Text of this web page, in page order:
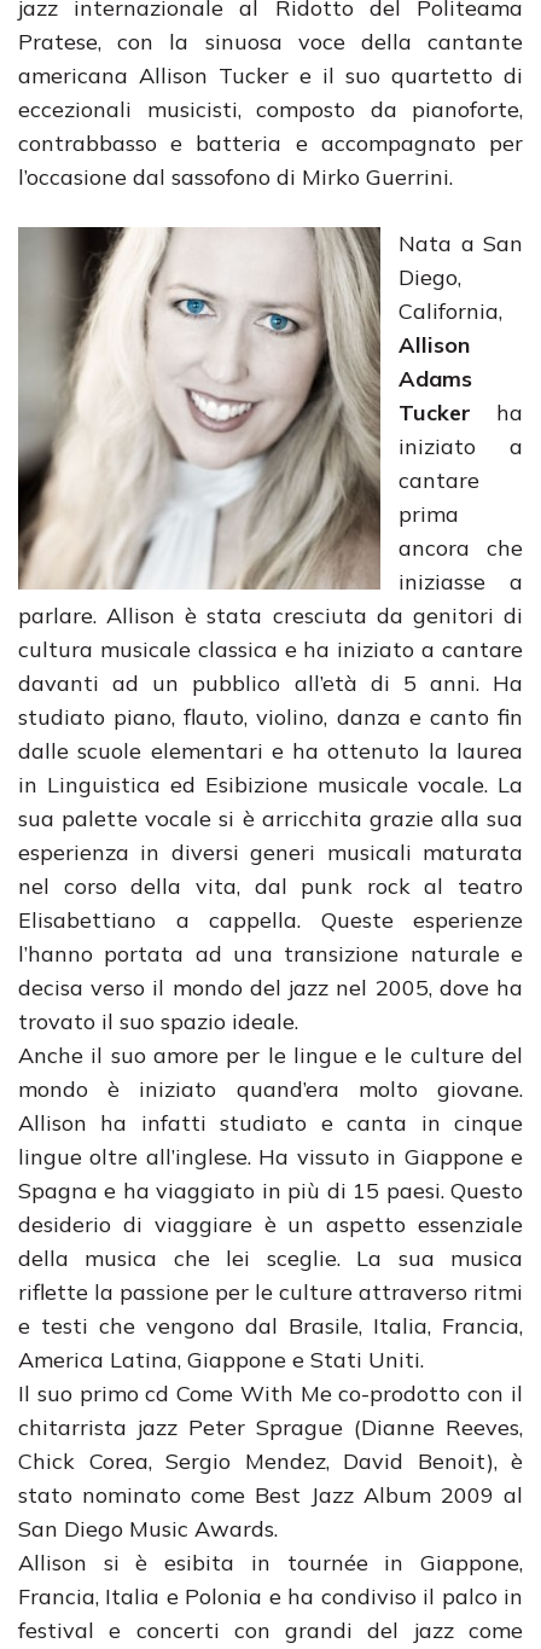
jazz internazionale al Ridotto del Politeama
Pratese, con la sinuosa voce della cantante
americana Allison Tucker e il suo quartetto di
eccezionali musicisti, composto da pianoforte,
contrabbasso e batteria e accompagnato per
l’occasione dal sassofono di Mirko Guerrini.
Nata a San
Diego,
California,
Allison
Adams
Tucker ha
iniziato a
cantare
prima
ancora che
iniziasse a
parlare. Allison è stata cresciuta da genitori di
cultura musicale classica e ha iniziato a cantare
davanti ad un pubblico all’età di 5 anni. Ha
studiato piano, flauto, violino, danza e canto fin
dalle scuole elementari e ha ottenuto la laurea
in Linguistica ed Esibizione musicale vocale. La
sua palette vocale si è arricchita grazie alla sua
esperienza in diversi generi musicali maturata
nel corso della vita, dal punk rock al teatro
Elisabettiano a cappella. Queste esperienze
l’hanno portata ad una transizione naturale e
decisa verso il mondo del jazz nel 2005, dove ha
trovato il suo spazio ideale.
Anche il suo amore per le lingue e le culture del
mondo è iniziato quand’era molto giovane.
Allison ha infatti studiato e canta in cinque
lingue oltre all’inglese. Ha vissuto in Giappone e
Spagna e ha viaggiato in più di 15 paesi. Questo
desiderio di viaggiare è un aspetto essenziale
della musica che lei sceglie. La sua musica
riflette la passione per le culture attraverso ritmi
e testi che vengono dal Brasile, Italia, Francia,
America Latina, Giappone e Stati Uniti.
Il suo primo cd Come With Me co-prodotto con il
chitarrista jazz Peter Sprague (Dianne Reeves,
Chick Corea, Sergio Mendez, David Benoit), è
stato nominato come Best Jazz Album 2009 al
San Diego Music Awards.
Allison si è esibita in tournée in Giappone,
Francia, Italia e Polonia e ha condiviso il palco in
festival e concerti con grandi del jazz come